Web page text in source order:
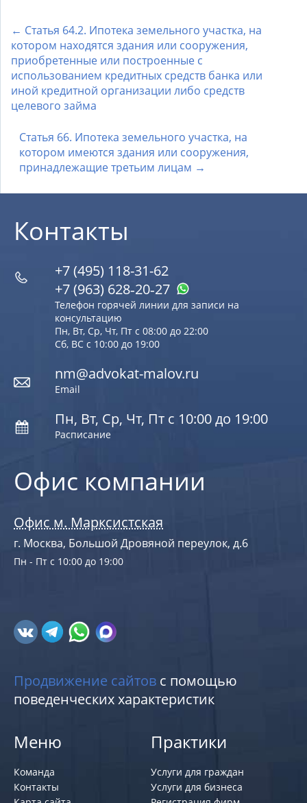
← Статья 64.2. Ипотека земельного участка, на
котором находятся здания или сооружения,
приобретенные или построенные с
использованием кредитных средств банка или
иной кредитной организации либо средств
целевого займа
Статья 66. Ипотека земельного участка, на
котором имеются здания или сооружения,
принадлежащие третьим лицам →
Офис компании
Офис м. Марксистская
г. Москва, Большой Дровяной переулок, д.6
Пн - Пт с 10:00 до 19:00
Контакты
+7 (495) 118-31-62
+7 (963) 628‑20‑27
Телефон горячей линии для записи на
консультацию
Пн, Вт, Ср, Чт, Пт с 08:00 до 22:00
Сб, ВС с 10:00 до 19:00
nm@advokat-malov.ru
Email
Пн, Вт, Ср, Чт, Пт с 10:00 до 19:00
Расписание
Продвижение сайтов с помощью
поведенческих характеристик
Меню
Команда
Контакты
Практики
Услуги для граждан
Услуги для бизнеса